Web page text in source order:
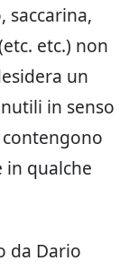
saccarina,
etc.) non
un
in senso
in qualche
da Dario